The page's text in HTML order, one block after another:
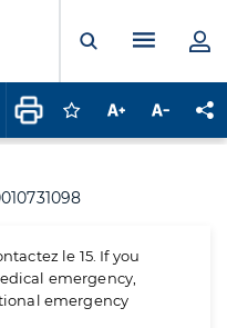
Ouvrir laMenu
Connectez-vous
Augmenter la
le 15. If you
emergency,
emergency